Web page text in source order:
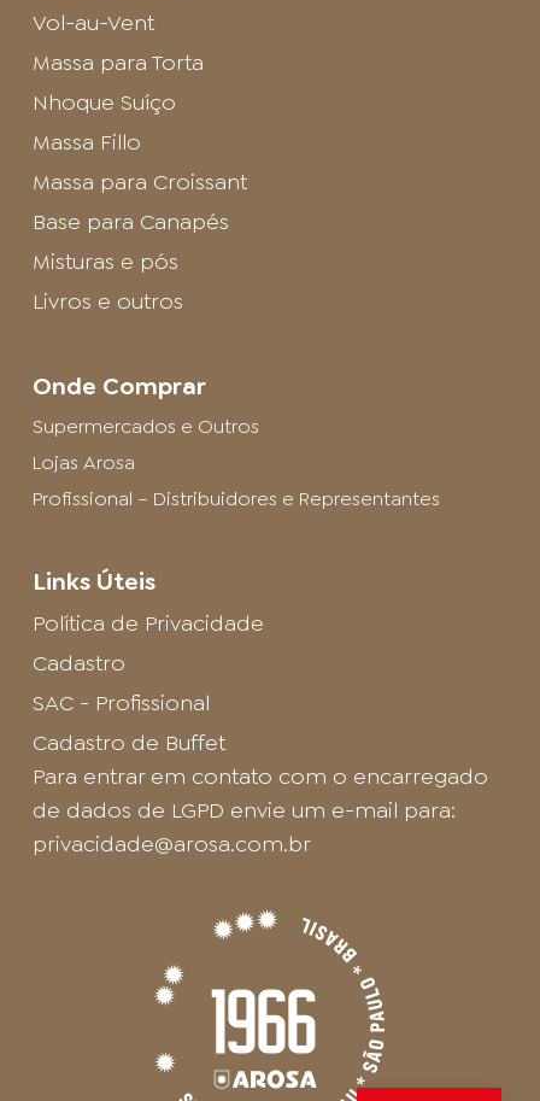
Vol-au-Vent
Massa para Torta
Nhoque Suíço
Massa Fillo
Massa para Croissant
Base para Canapés
Misturas e pós
Livros e outros
Onde Comprar
Supermercados e Outros
Lojas Arosa
Profissional – Distribuidores e Representantes
Links Úteis
Política de Privacidade
Cadastro
SAC - Profissional
Cadastro de Buffet
Para entrar em contato com o encarregado
de dados de LGPD envie um e-mail para:
privacidade@arosa.com.br